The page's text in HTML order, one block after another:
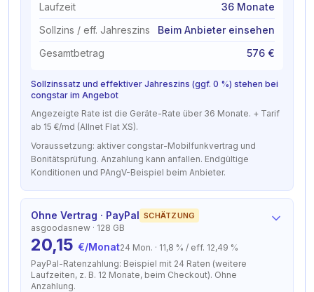
Laufzeit
36 Monate
Sollzins / eff. Jahreszins
Beim Anbieter einsehen
Gesamtbetrag
576 €
Sollzinssatz und effektiver Jahreszins (ggf. 0 %) stehen bei
congstar im Angebot
Angezeigte Rate ist die Geräte-Rate über 36 Monate. + Tarif
ab 15 €/md (Allnet Flat XS).
Voraussetzung: aktiver congstar-Mobilfunkvertrag und
Bonitätsprüfung. Anzahlung kann anfallen. Endgültige
Konditionen und PAngV-Beispiel beim Anbieter.
Ohne Vertrag · PayPal SCHÄTZUNG
asgoodasnew · 128 GB
20,15 €/Monat24 Mon. · 11,8 % / eff. 12,49 %
PayPal-Ratenzahlung: Beispiel mit 24 Raten (weitere
Laufzeiten, z. B. 12 Monate, beim Checkout). Ohne
Anzahlung.